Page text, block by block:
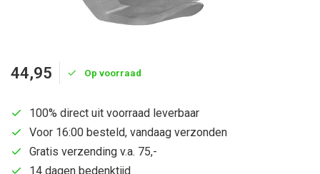
44,95 Op voorraad
100% direct uit voorraad leverbaar
Voor 16:00 besteld, vandaag verzonden
Gratis verzending v.a. 75,-
14 dagen bedenktijd